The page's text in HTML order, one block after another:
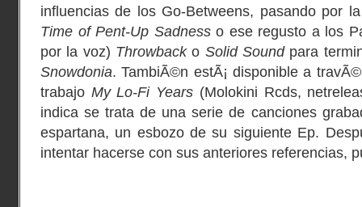
influencias de los Go-Betweens, pasando por
Time of Pent-Up Sadnesso ese regusto a los
por la voz) Throwbacko Solid Soundpara
Snowdonia. TambiÃ©n estÃ¡ disponible a
trabajo My Lo-Fi Years (Molokini Rcds,
indica se trata de una serie de canciones
espartana, un esbozo de su siguiente Ep.
intentar hacerse con sus anteriores referencias,